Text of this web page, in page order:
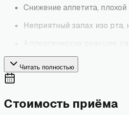
Снижение аппетита,
Неприятный запах изо рта,
Читать полностью
Стоимость приёма